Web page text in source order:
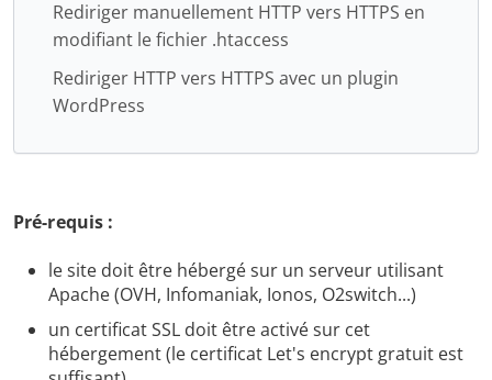
Rediriger manuellement HTTP vers HTTPS en
modifiant le fichier .htaccess
Rediriger HTTP vers HTTPS avec un plugin
WordPress
Pré-requis :
le site doit être hébergé sur un serveur utilisant
Apache (OVH, Infomaniak, Ionos, O2switch...)
un certificat SSL doit être activé sur cet
hébergement (le certificat Let's encrypt gratuit est